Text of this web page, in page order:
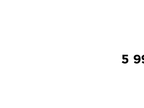
5